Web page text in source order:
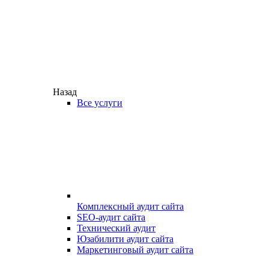
Назад
Все услуги
Комплексный аудит сайта
SEO-аудит сайта
Технический аудит
Юзабилити аудит сайта
Маркетинговый аудит сайта